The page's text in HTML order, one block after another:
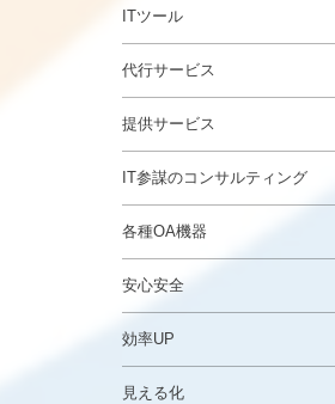
ITツール
代行サービス
提供サービス
IT参謀のコンサルティング
各種OA機器
安心安全
効率UP
見える化